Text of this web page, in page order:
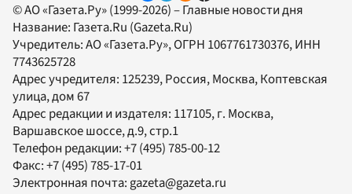
© АО «Газета.Ру» (1999-2026) – Главные новости дня
Название: Газета.Ru (Gazeta.Ru)
Учредитель:АО «Газета.Ру», ОГРН 1067761730376, ИНН
7743625728
Адрес учредителя: 125239, Россия, Москва, Коптевская
улица, дом 67
Адрес редакции и издателя: 117105, г. Москва,
Варшавское шоссе, д.9, стр.1
Телефон редакции:+7 (495) 785-00-12
Факс:+7 (495) 785-17-01
Электронная почта:gazeta@gazeta.ru